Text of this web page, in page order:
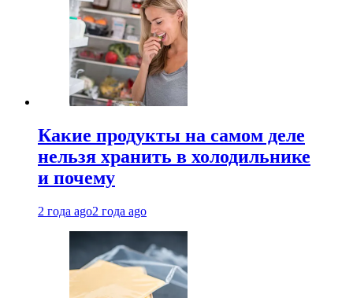
Какие продукты на самом деле
нельзя хранить в холодильнике
и почему
2 года ago2 года ago